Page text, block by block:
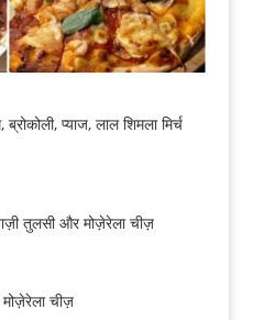
प्याज, लाल शिमला मिर्च
तुलसी और मोज़ेरेला चीज़
चीज़